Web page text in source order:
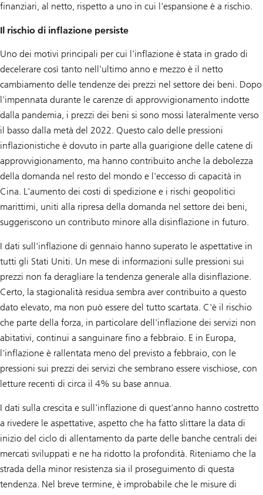
finanziari, al netto, rispetto a uno in cui l'espansione è a rischio.
Il rischio di inflazione persiste
Uno dei motivi principali per cui l'inflazione è stata in grado di
decelerare così tanto nell'ultimo anno e mezzo è il netto
cambiamento delle tendenze dei prezzi nel settore dei beni. Dopo
l'impennata durante le carenze di approvvigionamento indotte
dalla pandemia, i prezzi dei beni si sono mossi lateralmente verso
il basso dalla metà del 2022. Questo calo delle pressioni
inflazionistiche è dovuto in parte alla guarigione delle catene di
approvvigionamento, ma hanno contribuito anche la debolezza
della domanda nel resto del mondo e l'eccesso di capacità in
Cina. L'aumento dei costi di spedizione e i rischi geopolitici
marittimi, uniti alla ripresa della domanda nel settore dei beni,
suggeriscono un contributo minore alla disinflazione in futuro.
I dati sull'inflazione di gennaio hanno superato le aspettative in
tutti gli Stati Uniti. Un mese di informazioni sulle pressioni sui
prezzi non fa deragliare la tendenza generale alla disinflazione.
Certo, la stagionalità residua sembra aver contribuito a questo
dato elevato, ma non può essere del tutto scartata. C'è il rischio
che parte della forza, in particolare dell'inflazione dei servizi non
abitativi, continui a sanguinare fino a febbraio. E in Europa,
l'inflazione è rallentata meno del previsto a febbraio, con le
pressioni sui prezzi dei servizi che sembrano essere vischiose, con
letture recenti di circa il 4% su base annua.
I dati sulla crescita e sull'inflazione di quest'anno hanno costretto
a rivedere le aspettative, aspetto che ha fatto slittare la data di
inizio del ciclo di allentamento da parte delle banche centrali dei
mercati sviluppati e ne ha ridotto la profondità. Riteniamo che la
strada della minor resistenza sia il proseguimento di questa
tendenza. Nel breve termine, è improbabile che le misure di